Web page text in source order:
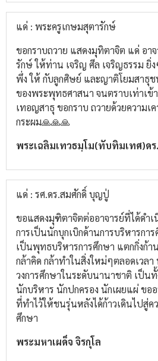
แด่ : พระครูเกษมสุตารักษ์
ขอกราบถวาย แสดงมุทิตาจิต แด่ อา
รักษ์ ให้ท่าน เจริญ ศีล เจริญธรรม ยิ่
พึ่ง ให้ กับลูกศิษย์ และญาติโยมสาธุ
ของพระพุทธศาสนา จนตราบเท่าเ
เทอญสาธุ ขอกราบ ถวายด้วยความเ
กระผม🙏🙏🙏
พระเฉลิมเทวธมฺโม(ทับทิมเทศ)ดร.
แด่ : รศ.ดร.สมศักดิ์ บุญปู่
ขอแสดงมุฑิตาจิตต่ออาจารย์ที่ได้ดำ
การเป็นนักบุกเบิกด้านการบริหารกา
เป็นพุทธบริหารการศึกษา แตกกิ่งก้า
กล้าคิด กล้าทำในสิ่งใหม่ๆตลอดเวล
วงการศึกษาในระดับนานาชาติ เป็น
นักบริหาร นักปกครอง นักเผยแผ่ ข
ที่ทำไว้ให้ชนรุ่นหลังได้ก้าวเดินไปสู่ค
ศึกษา
พระมหาเผด็จ จิรกุโล